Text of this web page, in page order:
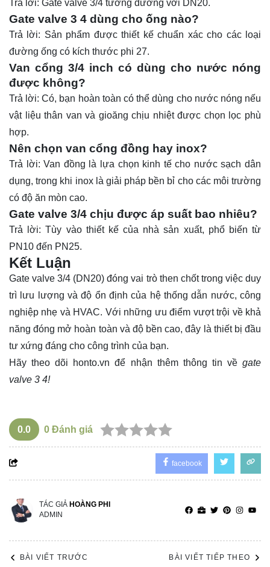
Trả lời: Gate valve 3/4 tương đương với DN20.
Gate valve 3 4 dùng cho ống nào?
Trả lời: Sản phẩm được thiết kế chuẩn xác cho các loại
đường ống có kích thước phi 27.
Van cổng 3/4 inch có dùng cho nước nóng
được không?
Trả lời: Có, bạn hoàn toàn có thể dùng cho nước nóng nếu
vật liệu thân van và gioăng chịu nhiệt được chọn lọc phù
hợp.
Nên chọn van cổng đồng hay inox?
Trả lời: Van đồng là lựa chọn kinh tế cho nước sạch dân
dụng, trong khi inox là giải pháp bền bỉ cho các môi trường
có độ ăn mòn cao.
Gate valve 3/4 chịu được áp suất bao nhiêu?
Trả lời: Tùy vào thiết kế của nhà sản xuất, phổ biến từ
PN10 đến PN25.
Kết Luận
Gate valve 3/4 (DN20) đóng vai trò then chốt trong việc duy
trì lưu lượng và độ ổn định của hệ thống dẫn nước, công
nghiệp nhẹ và HVAC. Với những ưu điểm vượt trội về khả
năng đóng mở hoàn toàn và độ bền cao, đây là thiết bị đầu
tư xứng đáng cho công trình của bạn.
Hãy theo dõi honto.vn để nhận thêm thông tin vềgate
valve 3 4!
0.0 0 Đánh giá
facebook
TÁC GIẢ HOÀNG PHI
ADMIN
BÀI VIẾT TRƯỚC BÀI VIẾT TIẾP THEO